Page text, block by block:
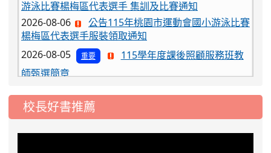
2026-08-06
公告115年桃園市運動會國小游泳比賽
楊梅區代表選手服裝領取通知
2026-08-05
重要
115學年度課後照顧服務班教
師甄選簡章
2026-08-03
重要
115學年度一、三、五年級常
態編班結果公告
2026-07-31
公告
工車輛臨停」一案，請各位用路人留意
校長好書推薦